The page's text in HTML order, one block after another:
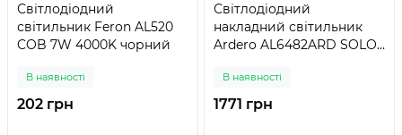
Світлодіодний
світильник Feron AL520
COB 7W 4000K чорний
В наявності
202 грн
Світлодіодний
накладний світильник
Ardero AL6482ARD SOLO
В наявності
1771 грн